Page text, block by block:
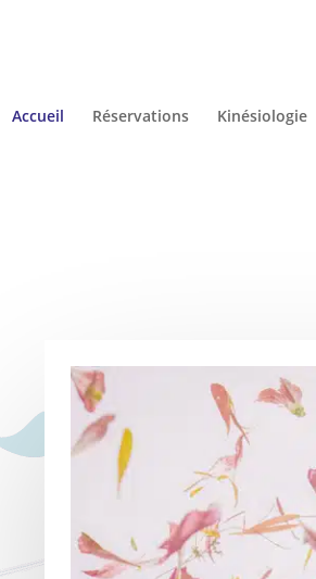
Accueil Réservations Kinésiologie